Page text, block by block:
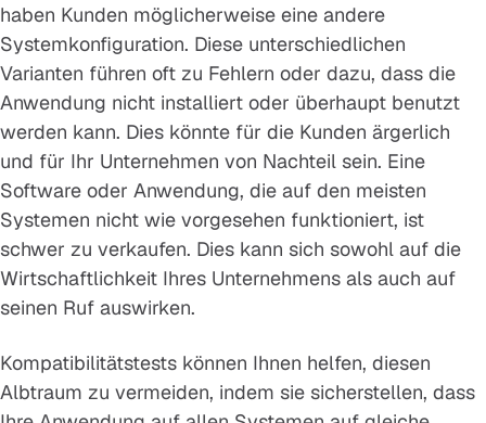
haben Kunden möglicherweise eine andere
Systemkonfiguration. Diese unterschiedlichen
Varianten führen oft zu Fehlern oder dazu, dass die
Anwendung nicht installiert oder überhaupt benutzt
werden kann. Dies könnte für die Kunden ärgerlich
und für Ihr Unternehmen von Nachteil sein. Eine
Software oder Anwendung, die auf den meisten
Systemen nicht wie vorgesehen funktioniert, ist
schwer zu verkaufen. Dies kann sich sowohl auf die
Wirtschaftlichkeit Ihres Unternehmens als auch auf
seinen Ruf auswirken.
Kompatibilitätstests können Ihnen helfen, diesen
Albtraum zu vermeiden, indem sie sicherstellen, dass